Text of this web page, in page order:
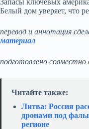
Запасы ключевых
Белый дом уверяет, что
перевод и аннотация
материал
подготовлено совместно
Читайте также:
Литва: Россия
дронами под
регионе